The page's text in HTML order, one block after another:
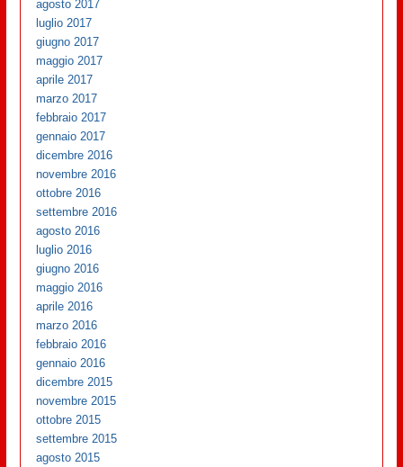
agosto 2017
luglio 2017
giugno 2017
maggio 2017
aprile 2017
marzo 2017
febbraio 2017
gennaio 2017
dicembre 2016
novembre 2016
ottobre 2016
settembre 2016
agosto 2016
luglio 2016
giugno 2016
maggio 2016
aprile 2016
marzo 2016
febbraio 2016
gennaio 2016
dicembre 2015
novembre 2015
ottobre 2015
settembre 2015
agosto 2015